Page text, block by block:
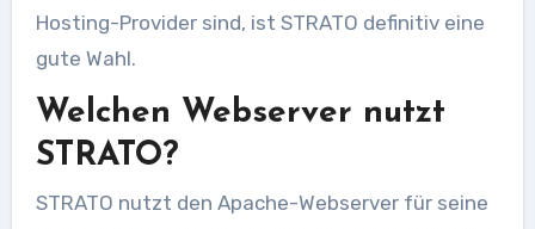
Hosting-Provider sind, ist STRATO definitiv eine
gute Wahl.
Welchen Webserver nutzt
STRATO?
STRATO nutzt den Apache-Webserver für seine